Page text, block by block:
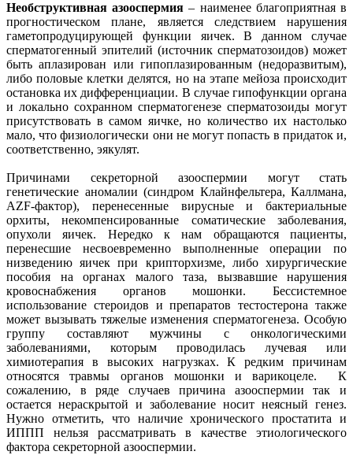
Терапевт
Маммолог
Политика обработки персональных данных
Полезные статьи и видео
Необструктивная азооспермия – наименее благоприятная в
прогностическом плане, является следствием нарушения
гаметопродуцирующей функции яичек. В данном случае
сперматогенный эпителий (источник сперматозоидов) может
быть аплазирован или гипоплазированным (недоразвитым),
либо половые клетки делятся, но на этапе мейоза происходит
остановка их дифференциации. В случае гипофункции органа
и локально сохранном сперматогенезе сперматозоиды могут
присутствовать в самом яичке, но количество их настолько
мало, что физиологически они не могут попасть в придаток и,
соответственно, эякулят.
Причинами секреторной азооспермии могут стать
генетические аномалии (синдром Клайнфельтера, Каллмана,
AZF-фактор), перенесенные вирусные и бактериальные
орхиты, некомпенсированные соматические заболевания,
опухоли яичек. Нередко к нам обращаются пациенты,
перенесшие несвоевременно выполненные операции по
низведению яичек при крипторхизме, либо хирургические
пособия на органах малого таза, вызвавшие нарушения
кровоснабжения органов мошонки. Бессистемное
использование стероидов и препаратов тестостерона также
может вызывать тяжелые изменения сперматогенеза. Особую
группу составляют мужчины с онкологическими
заболеваниями, которым проводилась лучевая или
химиотерапия в высоких нагрузках. К редким причинам
относятся травмы органов мошонки и варикоцеле. К
сожалению, в ряде случаев причина азооспермии так и
остается нераскрытой и заболевание носит неясный генез.
Нужно отметить, что наличие хронического простатита и
ИППП нельзя рассматривать в качестве этиологического
фактора секреторной азооспермии.